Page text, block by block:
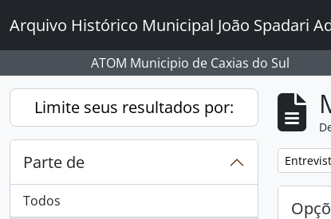
Arquivo Histórico Municipal João Spadari
ATOM Municipio de Caxias do Sul
Limite seus resultados por:
Parte de
Todos